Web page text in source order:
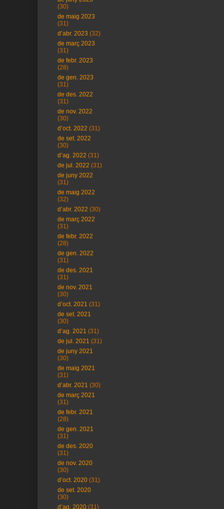
(30)
de maig 2023
(31)
d’abr. 2023 (32)
de març 2023
(31)
de febr. 2023
(28)
de gen. 2023
(31)
de des. 2022
(31)
de nov. 2022
(30)
d’oct. 2022 (31)
de set. 2022
(30)
d’ag. 2022 (31)
de jul. 2022 (31)
de juny 2022
(31)
de maig 2022
(32)
d’abr. 2022 (30)
de març 2022
(31)
de febr. 2022
(28)
de gen. 2022
(31)
de des. 2021
(31)
de nov. 2021
(30)
d’oct. 2021 (31)
de set. 2021
(30)
d’ag. 2021 (31)
de jul. 2021 (31)
de juny 2021
(30)
de maig 2021
(31)
d’abr. 2021 (30)
de març 2021
(31)
de febr. 2021
(28)
de gen. 2021
(31)
de des. 2020
(31)
de nov. 2020
(30)
d’oct. 2020 (31)
de set. 2020
(30)
d’ag. 2020 (31)